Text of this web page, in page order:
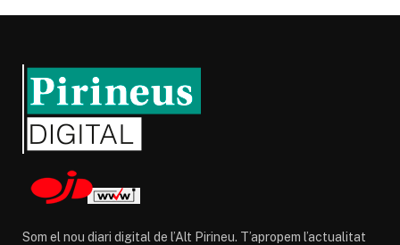
Som el nou diari digital de l’Alt Pirineu. T’apropem l’actualitat